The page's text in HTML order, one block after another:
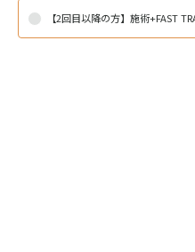
【2回目以降の方】施術+FAST